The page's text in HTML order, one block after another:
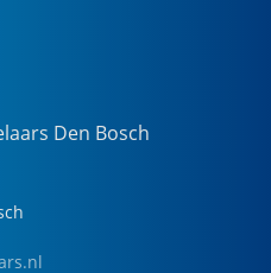
Den Bosch